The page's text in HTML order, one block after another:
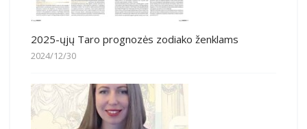
2025-ųjų Taro prognozės zodiako ženklams
2024/12/30